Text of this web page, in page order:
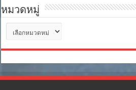
หมวดหมู่
หมู่